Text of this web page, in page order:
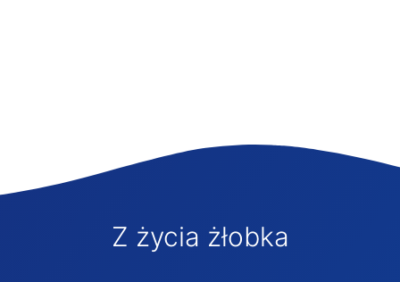
Z życia żłobka